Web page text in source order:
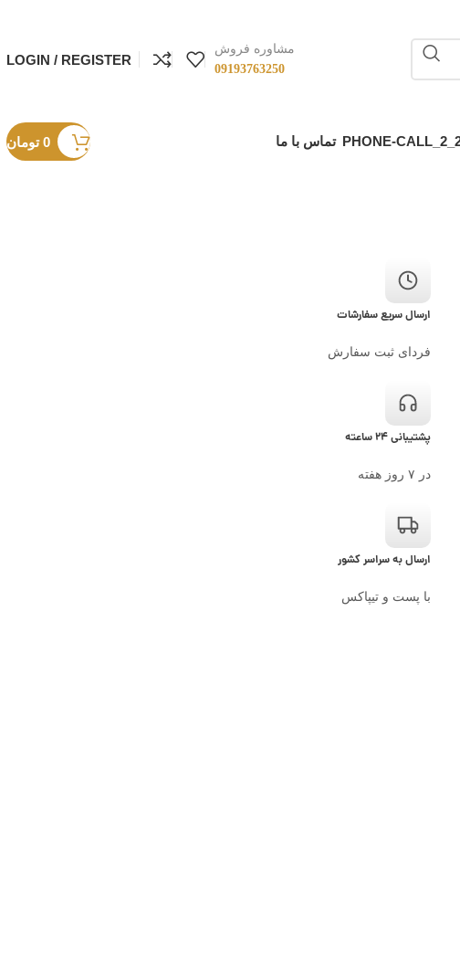
مشاوره فروش
09193763250
LOGIN / REGISTER
تماس با ما 0 تومان
ارسال سریع سفارشات
فردای ثبت سفارش
پشتیبانی ۲۴ ساعته
در ۷ روز هفته
ارسال به سراسر کشور
با پست و تیپاکس